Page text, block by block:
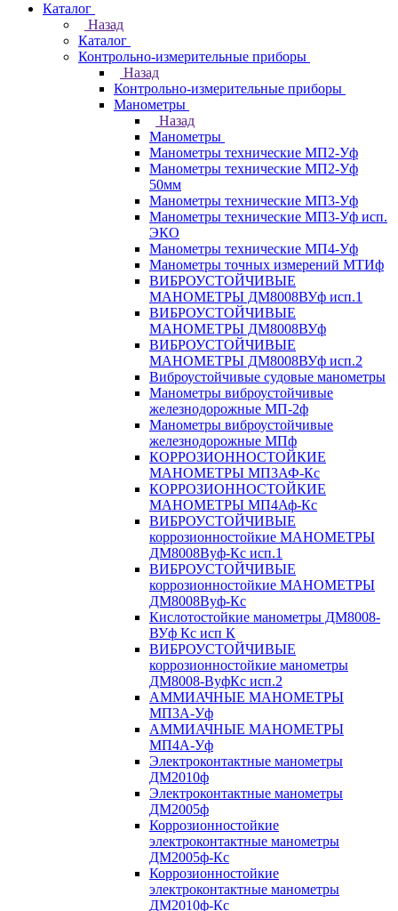
Каталог
Назад
Каталог
Контрольно-измерительные приборы
Назад
Контрольно-измерительные приборы
Манометры
Назад
Манометры
Манометры технические МП2-Уф
Манометры технические МП2-Уф
50мм
Манометры технические МП3-Уф
Манометры технические МП3-Уф исп.
ЭКО
Манометры технические МП4-Уф
Манометры точных измерений МТИф
ВИБРОУСТОЙЧИВЫЕ
МАНОМЕТРЫ ДМ8008ВУф исп.1
ВИБРОУСТОЙЧИВЫЕ
МАНОМЕТРЫ ДМ8008ВУф
ВИБРОУСТОЙЧИВЫЕ
МАНОМЕТРЫ ДМ8008ВУф исп.2
Виброустойчивые судовые манометры
Манометры виброустойчивые
железнодорожные МП-2ф
Манометры виброустойчивые
железнодорожные МПф
КОРРОЗИОННОСТОЙКИЕ
МАНОМЕТРЫ МП3АФ-Кс
КОРРОЗИОННОСТОЙКИЕ
МАНОМЕТРЫ МП4Аф-Кс
ВИБРОУСТОЙЧИВЫЕ
коррозионностойкие МАНОМЕТРЫ
ДМ8008Вуф-Кс исп.1
ВИБРОУСТОЙЧИВЫЕ
коррозионностойкие МАНОМЕТРЫ
ДМ8008Вуф-Кс
Кислотостойкие манометры ДМ8008-
ВУф Кс исп К
ВИБРОУСТОЙЧИВЫЕ
коррозионностойкие манометры
ДМ8008-ВуфКс исп.2
АММИАЧНЫЕ МАНОМЕТРЫ
МП3А-Уф
АММИАЧНЫЕ МАНОМЕТРЫ
МП4А-Уф
Электроконтактные манометры
ДМ2010ф
Электроконтактные манометры
ДМ2005ф
Коррозионностойкие
электроконтактные манометры
ДМ2005ф-Кс
Коррозионностойкие
электроконтактные манометры
ДМ2010ф-Кс